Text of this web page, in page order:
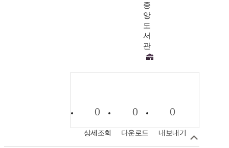
중
앙
도
서
관
0
상세조회
0
다운로드
0
내보내기